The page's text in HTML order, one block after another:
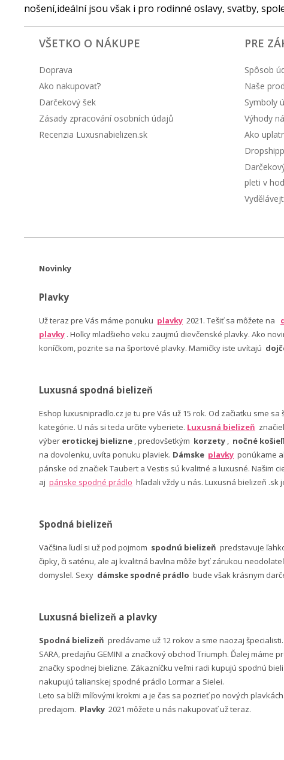
nošení,ideální jsou však i pro rodinné oslavy, svatby,
VŠETKO O NÁKUPE
Doprava
Ako nakupovať?
Darčekový šek
Zásady zpracování osobních údajů
Recenzia Luxusnabielizen.sk
PRE
Spôsob
Naše
Symboly
Výhody
Ako
pleti v
Novinky
Plavky
Už teraz pre Vás máme ponuku plavky 2021. Tešiť sa môžete na
plavky . Holky mladšieho veku zaujmú dievčenské plavky. Ako
koníčkom, pozrite sa na športové plavky. Mamičky iste uvítajú
Luxusná spodná bielizeň
Eshop luxusnipradlo.cz je tu pre Vás už 15 rok. Od začiatku sme sa
kategórie. U nás si teda určite vyberiete. Luxusná bielizeň
výber erotickej bielizne , predovšetkým korzety , nočné
na dovolenku, uvíta ponuku plaviek. Dámske plavky ponúkame
pánske od značiek Taubert a Vestis sú kvalitné a luxusné. Našim
aj pánske spodné prádlo hľadali vždy u nás. Luxusná bielizeň
Spodná bielizeň
Väčšina ľudí si už pod pojmom spodnú bielizeň predstavuje
čipky, či saténu, ale aj kvalitná bavlna môže byť zárukou
domyslel. Sexy dámske spodné prádlo bude však krásnym
Luxusná bielizeň a plavky
Spodná bielizeň predávame už 12 rokov a sme naozaj
SARA, predajňu GEMINI a značkový obchod Triumph. Ďalej
značky spodnej bielizne. Zákazníčku veľmi radi kupujú spodnú
nakupujú talianskej spodné prádlo Lormar a Sielei.
Leto sa blíži míľovými krokmi a je čas sa pozrieť po nových plavkách.
predajom. Plavky 2021 môžete u nás nakupovať už teraz.